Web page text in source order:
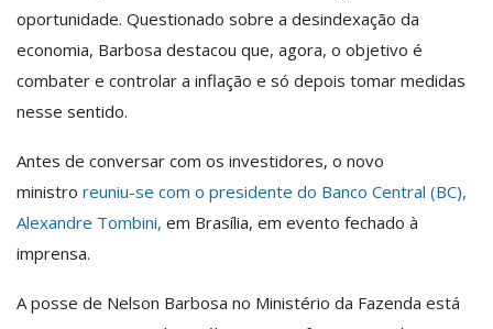
oportunidade. Questionado sobre a desindexação da
economia, Barbosa destacou que, agora, o objetivo é
combater e controlar a inflação e só depois tomar medidas
nesse sentido.
Antes de conversar com os investidores, o novo
ministro reuniu-se com o presidente do Banco Central (BC),
Alexandre Tombini, em Brasília, em evento fechado à
imprensa.
A posse de Nelson Barbosa no Ministério da Fazenda está